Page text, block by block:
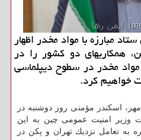
مبارزه با مواد مخدر اظهار
همكاریهای دو كشور را در
مخدر در سطوح دیپلماسی
خواهیم كرد.
اسكندر مؤمنی روز دوشنبه در
وزیر امنیت عمومی چین به این
به تعامل نزدیك تهران و پكن در